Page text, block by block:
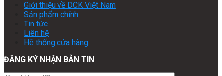
Giới thiệu về DCK Việt Nam
Sản phẩm chính
Tin tức
Liên hệ
Hệ thống cửa hàng
ĐĂNG KÝ NHẬN BẢN TIN